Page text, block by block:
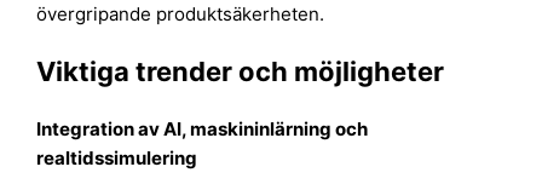
övergripande produktsäkerheten.
Viktiga trender och möjligheter
Integration av AI, maskininlärning och
realtidssimulering